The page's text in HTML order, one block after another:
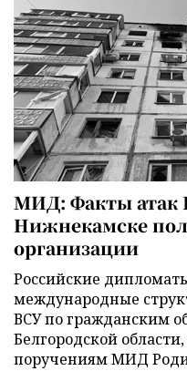
МИД: Факты атак
Нижнекамске
организации
Российские
международные
ВСУ по гражданским
Белгородской
поручениям МИД